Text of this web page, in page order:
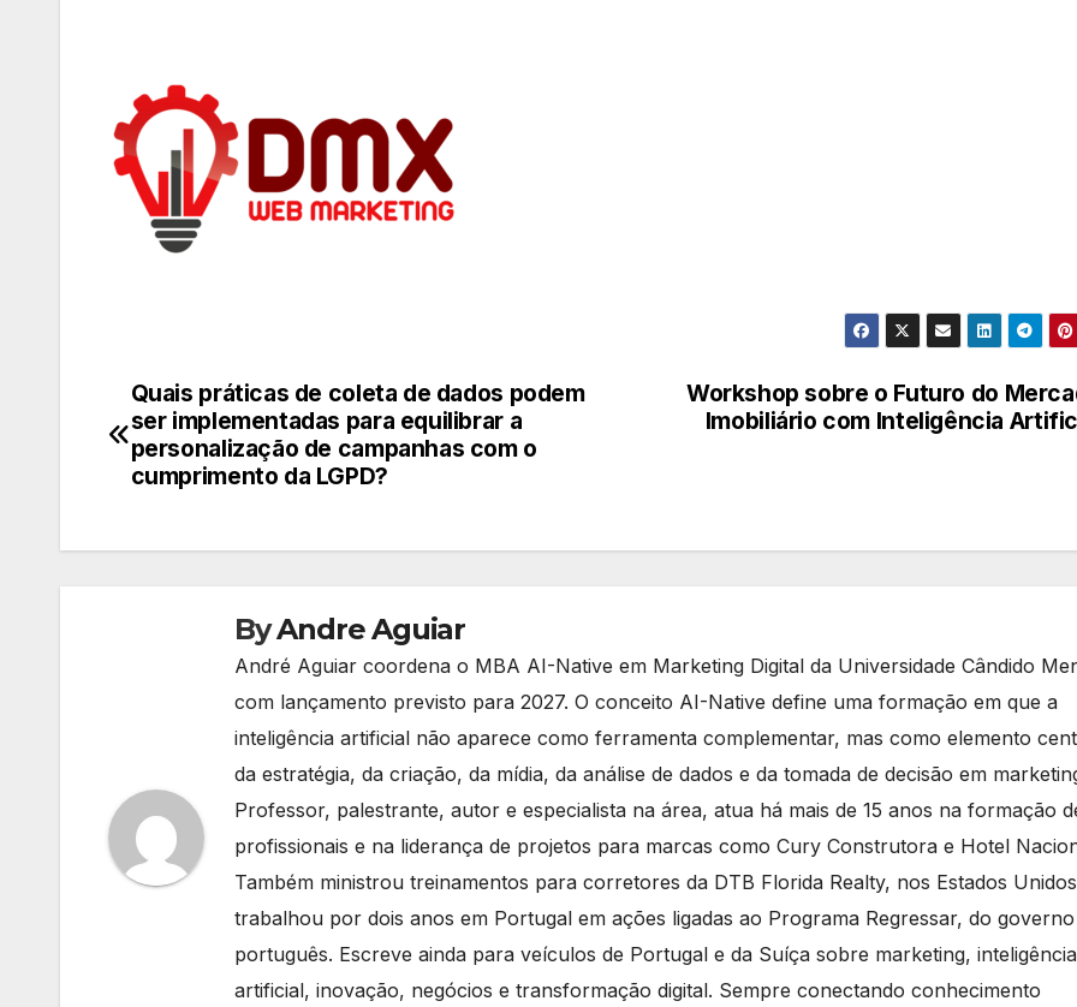
Navegação
de
Post
Workshop sobre o Futuro do
Imobiliário com Inteligência
Quais práticas de coleta de dados podem
ser implementadas para equilibrar a
personalização de campanhas com o
cumprimento da LGPD?
ByAndre Aguiar
André Aguiar coordena o MBA AI-Native em Marketing Digital da Universidade Cândido
com lançamento previsto para 2027. O conceito AI-Native define uma formação em que a
inteligência artificial não aparece como ferramenta complementar, mas como elemento
da estratégia, da criação, da mídia, da análise de dados e da tomada de decisão em
Professor, palestrante, autor e especialista na área, atua há mais de 15 anos na formação
profissionais e na liderança de projetos para marcas como Cury Construtora e Hotel
Também ministrou treinamentos para corretores da DTB Florida Realty, nos Estados
trabalhou por dois anos em Portugal em ações ligadas ao Programa Regressar, do governo
português. Escreve ainda para veículos de Portugal e da Suíça sobre marketing, inteligência
artificial, inovação, negócios e transformação digital. Sempre conectando conhecimento